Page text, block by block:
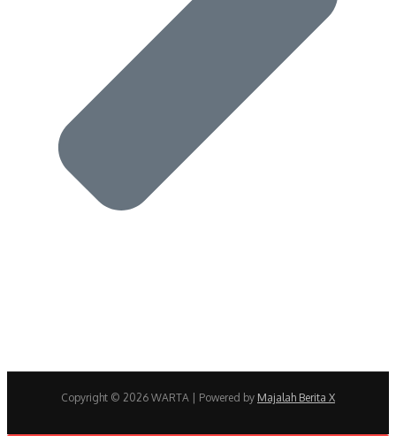
Copyright © 2026 WARTA | Powered by Majalah Berita X